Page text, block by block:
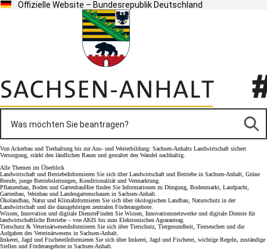
Offizielle Website – Bundesrepublik Deutschland
Von Ackerbau und Tierhaltung bis zur Aus- und Weiterbildung: Sachsen-Anhalts Landwirtschaft sichert
Versorgung, stärkt den ländlichen Raum und gestaltet den Wandel nachhaltig.
Alle Themen im Überblick
Landwirtschaft und BetriebeInformieren Sie sich über Landwirtschaft und Betriebe in Sachsen-Anhalt, Grüne
Berufe, junge Betriebsleitungen, Konditionalität und Vermarktung.
Pflanzenbau, Boden und GartenbauHier finden Sie Informationen zu Düngung, Bodenmarkt, Landpacht,
Gartenbau, Weinbau und Landesgartenschauen in Sachsen-Anhalt.
Ökolandbau, Natur und KlimaInformieren Sie sich über ökologischen Landbau, Naturschutz in der
Landwirtschaft und die dazugehörigen zentralen Förderangebote.
Wissen, Innovation und digitale DiensteFinden Sie Wissen, Innovationsnetzwerke und digitale Dienste für
landwirtschaftliche Betriebe – von AKIS bis zum Elektronischen Agrarantrag.
Tierschutz & VeterinärwesenInformieren Sie sich über Tierschutz, Tiergesundheit, Tierseuchen und die
Aufgaben des Veterinärwesens in Sachsen-Anhalt.
Imkerei, Jagd und FischereiInformieren Sie sich über Imkerei, Jagd und Fischerei, wichtige Regeln, zuständige
Stellen und Förderangebote in Sachsen-Anhalt.